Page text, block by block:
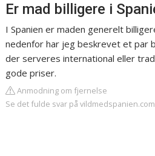
Er mad billigere i
I Spanien er maden generelt
nedenfor har jeg beskrevet et par
der serveres international eller
gode priser.
Anmodning om fjernelse
Se det fulde svar på vildmedspanien.com